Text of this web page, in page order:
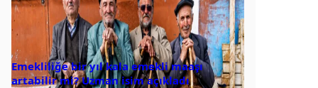
Emekliliğe bir yıl kala emekli maaşı
artabilir mi? Uzman isim açıkladı